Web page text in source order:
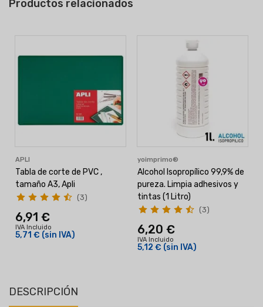
Productos relacionados
APLI
Tabla de corte de PVC ,
tamaño A3, Apli
6,91 €
IVA Incluido
5,71 € (sin IVA)
(3)
yoimprimo®
Alcohol Isopropílico 99,9% de
pureza. Limpia adhesivos y
tintas (1 Litro)
6,20 €
IVA Incluido
5,12 € (sin IVA)
(3)
DESCRIPCIÓN